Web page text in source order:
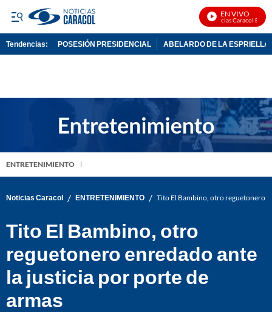
EN VIVO
Noticias Caracol En
Tendencias: POSESIÓN PRESIDENCIAL ABELARDO DE LA ESPRIELLA
ENTRETENIMIENTO
Noticias Caracol / ENTRETENIMIENTO / Tito El Bambino, otro reguetonero
Tito El Bambino, otro
reguetonero enredado ante
la justicia por porte de
armas